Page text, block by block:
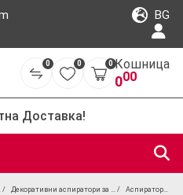
BG
Доставка!
0 0 0 Кошница
000
Декоративни аспиратори за стенен монтаж (дизайнерски абсорбатори) Аспиратор Elica Missy ELX IX 60